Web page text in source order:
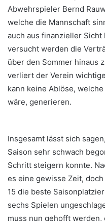
Abwehrspieler Bernd
welche die Mannschaft
auch aus finanzieller Sicht
versucht werden die
über den Sommer hinaus
verliert der Verein
kann keine Ablöse,
wäre, generieren.
Insgesamt lässt sich
Saison sehr schwach
Schritt steigern konnte.
es eine gewisse Zeit,
15 die beste
sechs Spielen
muss nun gehofft